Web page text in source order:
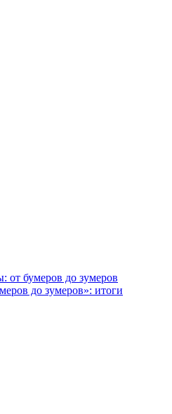
от бумеров до зумеров
до зумеров»: итоги